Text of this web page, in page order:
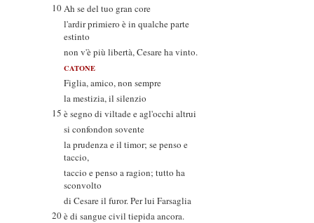
10Ah se del tuo gran core
l'ardir primiero è in qualche parte
estinto
non v'è più libertà, Cesare ha vinto.
CATONE
Figlia, amico, non sempre
la mestizia, il silenzio
15 è segno di viltade e agl'occhi altrui
si confondon sovente
la prudenza e il timor; se penso e
taccio,
taccio e penso a ragion; tutto ha
sconvolto
di Cesare il furor. Per lui Farsaglia
20è di sangue civil tiepida ancora.